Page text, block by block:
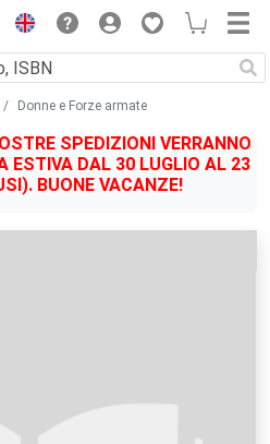
Donne e Forze armate
SPEDIZIONI VERRANNO
ESTIVA DAL 30 LUGLIO AL 23
BUONE VACANZE!